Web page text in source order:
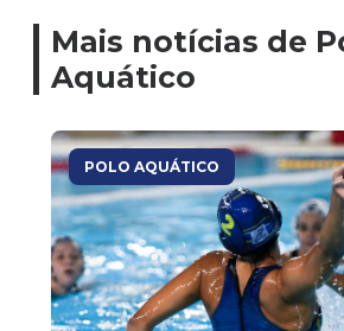
Mais notícias de
Aquático
POLO AQUÁTICO